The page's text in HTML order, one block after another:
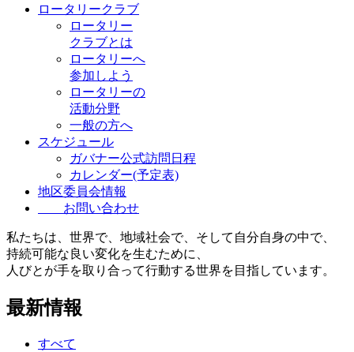
ロータリークラブ
ロータリー
クラブとは
ロータリーへ
参加しよう
ロータリーの
活動分野
一般の方へ
スケジュール
ガバナー公式訪問日程
カレンダー(予定表)
地区委員会情報
お問い合わせ
私たちは、世界で、地域社会で、そして自分自身の中で、
持続可能な良い変化を生むために、
人びとが手を取り合って行動する世界を目指しています。
最新情報
すべて